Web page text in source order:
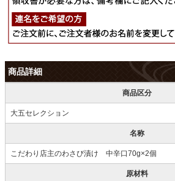
商品詳細
商品区分
大五セレクション
名称
こだわり店主のわさび漬け 中辛口70g×2個
原材料